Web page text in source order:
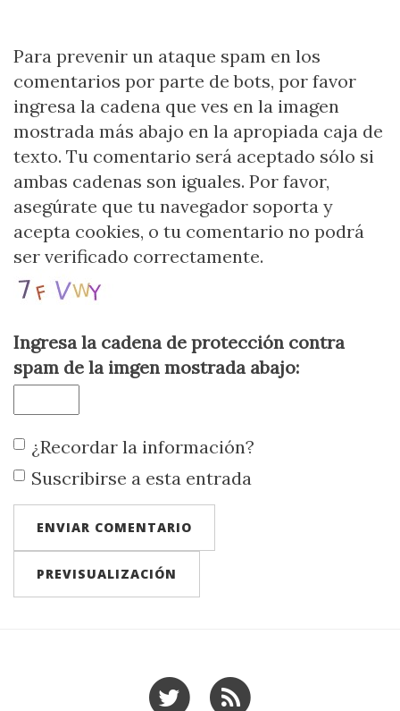
Para prevenir un ataque spam en los
comentarios por parte de bots, por favor
ingresa la cadena que ves en la imagen
mostrada más abajo en la apropiada caja de
texto. Tu comentario será aceptado sólo si
ambas cadenas son iguales. Por favor,
asegúrate que tu navegador soporta y
acepta cookies, o tu comentario no podrá
ser verificado correctamente.
Ingresa la cadena de protección contra
spam de la imgen mostrada abajo:
¿Recordar la información?
Suscribirse a esta entrada